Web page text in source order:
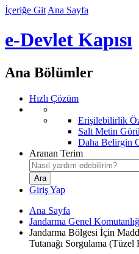
İçeriğe Git Ana Sayfa
e-Devlet Kapısı
Ana Bölümler
Hızlı Çözüm
Erişilebilirlik
Salt Metin
Daha Belirgin
Aranan Terim
Giriş Yap
Ana Sayfa
Jandarma Genel
Jandarma Bölgesi İçin
Tutanağı Sorgulama (Tüzel